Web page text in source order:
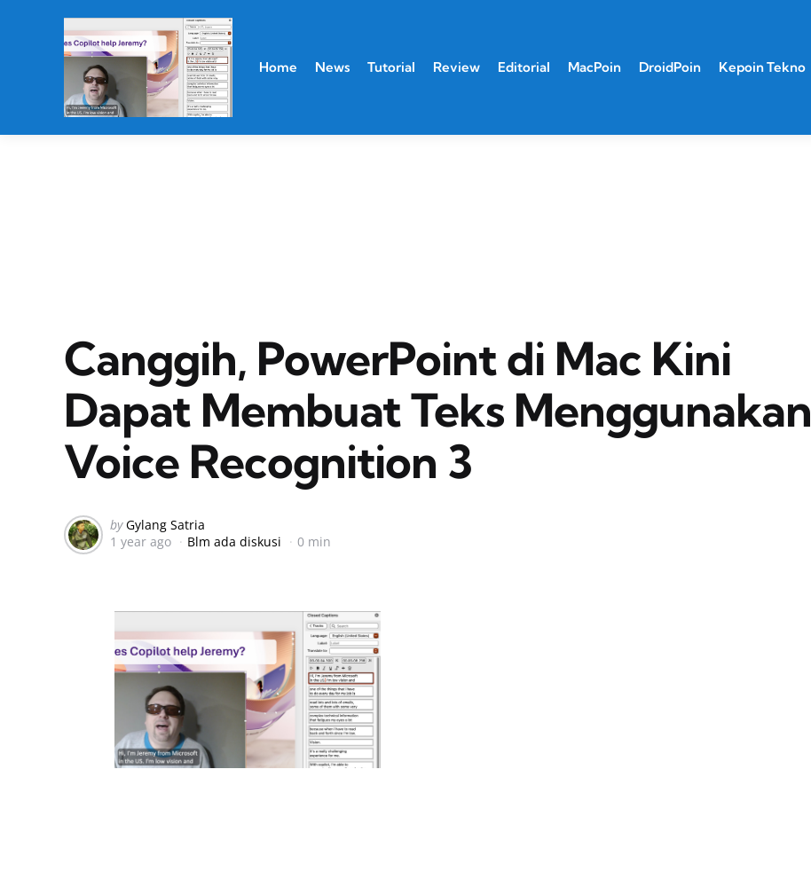
Home News Tutorial Review Editorial MacPoin DroidPoin Kepoin Tekno
Canggih, PowerPoint di Mac Kini
Dapat Membuat Teks Menggunakan
Voice Recognition 3
Posted
by
by Gylang Satria
1 year ago
Blm ada diskusi 0 min